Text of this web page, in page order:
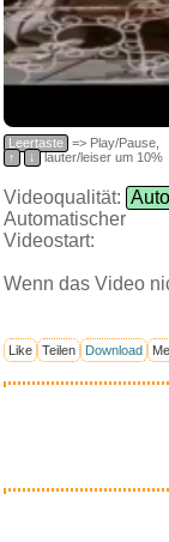
Leertaste => Play/Pause,
↑
↓ lauter/leiser um 10%
Videoqualität:
Automatischer
Videostart:
Wenn das Video
Like Teilen Download